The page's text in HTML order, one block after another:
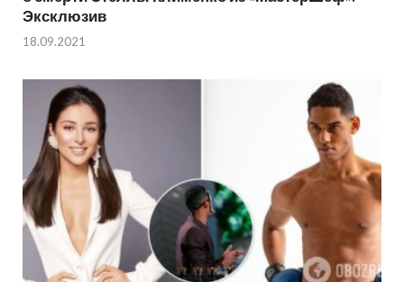
Эксклюзив
18.09.2021